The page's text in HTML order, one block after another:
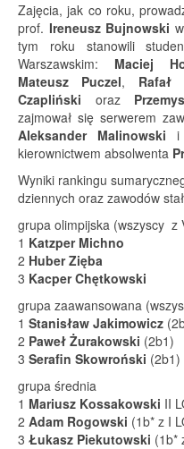
Zajęcia, jak co roku,
prof. Ireneusz Bujnowski
tym roku stanowili
Warszawskim: Maciej
Mateusz Puczel, Rafał
Czapliński oraz
zajmował się serwerem
Aleksander Malinowski i
kierownictwem absolwenta
Wyniki rankingu
dziennych oraz zawodów
grupa olimpijska (wszyscy z
1 Katzper Michno
2 Huber Zięba
3 Kacper Chętkowski
grupa zaawansowana
1 Stanisław Jakimowicz
2 Paweł Żurakowski (2b1)
3 Serafin Skowroński (2b1)
grupa średnia
1 Mariusz Kossakowski II
2 Adam Rogowski (1b* z I
3 Łukasz Piekutowski (1b*